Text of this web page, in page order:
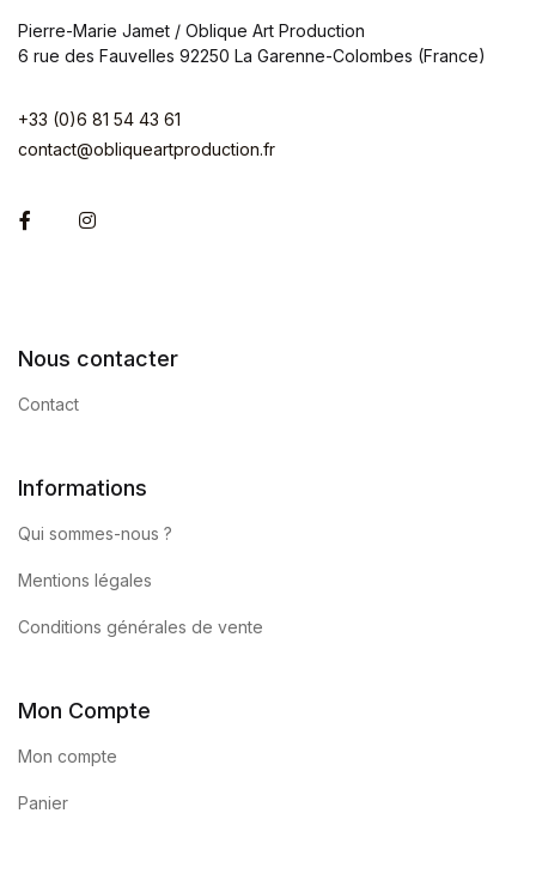
Pierre-Marie Jamet / Oblique Art Production
6 rue des Fauvelles 92250 La Garenne-Colombes (France)
+33 (0)6 81 54 43 61
contact@obliqueartproduction.fr
FacebookInstagram
Nous contacter
Contact
Informations
Qui sommes-nous ?
Mentions légales
Conditions générales de vente
Mon Compte
Mon compte
Panier